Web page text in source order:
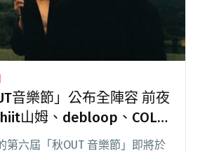
音樂節」公布全陣容 前夜
山姆、debloop、COLD
第六屆「秋OUT 音樂節」即將於